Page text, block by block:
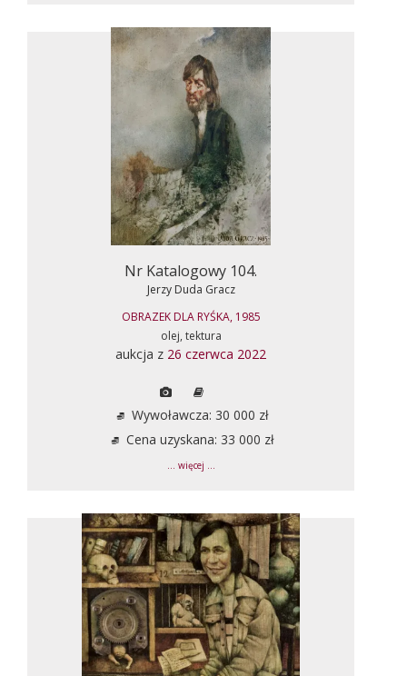
Nr Katalogowy 104.
Jerzy Duda Gracz
OBRAZEK DLA RYŚKA, 1985
olej, tektura
aukcja z 26 czerwca 2022
Wywoławcza: 30 000 zł
Cena uzyskana: 33 000 zł
... więcej ...